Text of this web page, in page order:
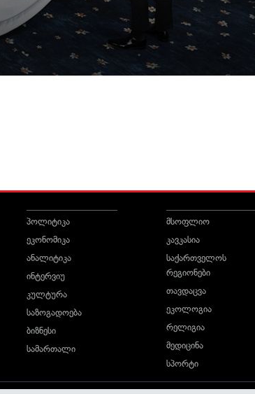
პოლიტიკა
ეკონომიკა
ანალიტიკა
ინტერვიუ
კულტურა
საზოგადოება
ბიზნესი
სამართალი
მსოფლიო
კავკასია
საქართველოს
რეგიონები
თავდაცვა
ეკოლოგია
რელიგია
მედიცინა
სპორტი